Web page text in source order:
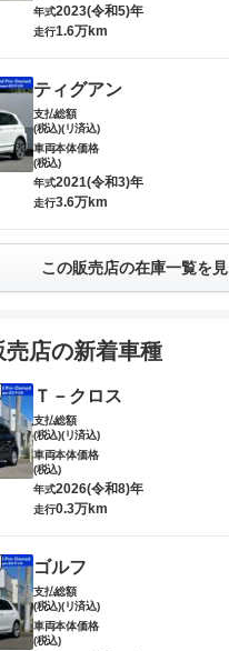
年式2023(令和5)年
走行1.6万km
ティグアン
支払総額
(税込)(リ済込)
車両本体価格
(税込)
年式2021(令和3)年
走行3.6万km
この販売店の在庫一覧を
売店の新着車種
Ｔ－クロス
支払総額
(税込)(リ済込)
車両本体価格
(税込)
年式2026(令和8)年
走行0.3万km
ゴルフ
支払総額
(税込)(リ済込)
車両本体価格
(税込)